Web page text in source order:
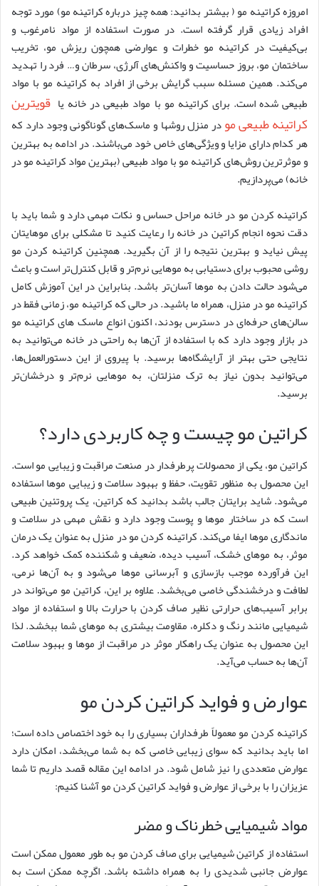
امروزه کراتینه مو ( بیشتر بدانید: همه چیز درباره کراتینه مو) مورد توجه
افراد زیادی قرار گرفته است. در صورت استفاده از مواد نامرغوب و
بی‌کیفیت در کراتینه مو خطرات و عوارضی همچون ریزش مو، تخریب
ساختمان مو، بروز حساسیت و واکنش‌های آلرژی، سرطان و… فرد را تهدید
می‌کند. همین مسئله سبب گرایش برخی از افراد به کراتینه مو با مواد
طبیعی شده است. برای کراتینه مو با مواد طبیعی در خانه یا قویترین
کراتینه طبیعی مو
در منزل روش‎ها و ماسک‌های گوناگونی وجود دارد که
هر کدام دارای مزایا و ویژگی‌های خاص خود می‌باشند. در ادامه به بهترین
و موثرترین روش‌های کراتینه مو با مواد طبیعی (بهترین مواد کراتینه مو در
خانه) می‌پردازیم.
کراتینه کردن مو در خانه مراحل حساس و نکات مهمی دارد و شما باید با
دقت نحوه انجام کراتین در خانه را رعایت کنید تا مشکلی برای موهایتان
پیش نیاید و بهترین نتیجه را از آن بگیرید. همچنین کراتینه کردن مو
روشی محبوب برای دستیابی به موهایی نرم‌تر و قابل کنترل‌تر است و باعث
می‌شود حالت دادن به موها آسان‌تر باشد. بنابراین در این آموزش کامل
کراتینه مو در منزل، همراه ما باشید. در حالی که کراتینه مو، زمانی فقط در
سالن‌های حرفه‌ای در دسترس بودند، اکنون انواع ماسک های کراتینه مو
در بازار وجود دارد که با استفاده از آن‌ها به راحتی در خانه می‌توانید به
نتایجی حتی بهتر از آرایشگاه‌ها برسید. با پیروی از این دستورالعمل‌ها،
می‌توانید بدون نیاز به ترک منزلتان، به موهایی نرم‌تر و درخشان‌تر
برسید.
کراتین مو چیست و چه کاربردی دارد؟
کراتین مو، یکی از محصولات پرطرفدار در صنعت مراقبت و زیبایی مو است.
این محصول به منظور تقویت، حفظ و بهبود سلامت و زیبایی موها استفاده
می‌شود. شاید برایتان جالب باشد بدانید که کراتین، یک پروتئین طبیعی
است که در ساختار موها و پوست وجود دارد و نقش مهمی در سلامت و
ماندگاری موها ایفا می‌کند. کراتینه کردن مو در منزل به عنوان یک درمان
موثر، به موهای خشک، آسیب دیده، ضعیف و شکننده کمک خواهد کرد.
این فرآورده موجب بازسازی و آبرسانی موها می‌شود و به آن‌ها نرمی،
لطافت و درخشندگی خاصی می‌بخشد. علاوه بر این، کراتین مو می‌تواند در
برابر آسیب‌های حرارتی نظیر صاف‌ کردن با حرارت بالا و استفاده از مواد
شیمیایی مانند رنگ و دکلره، مقاومت بیشتری به موهای شما ببخشد. لذا
این محصول به عنوان یک راهکار موثر در مراقبت از موها و بهبود سلامت
آن‌ها به حساب می‌آید.
عوارض و فواید کراتین کردن مو
کراتینه کردن مو معمولاً طرفداران بسیاری را به خود اختصاص داده است؛
اما باید بدانید که سوای زیبایی خاصی که به شما می‌بخشد، امکان دارد
عوارض متعددی را نیز شامل شود. در ادامه این مقاله قصد داریم تا شما
عزیزان را با برخی از عوارض و فواید کراتین کردن مو آشنا کنیم:
مواد شیمیایی خطرناک و مضر
استفاده از کراتین شیمیایی برای صاف ‌کردن مو به طور معمول ممکن است
عوارض جانبی شدیدی را به همراه داشته باشد. اگرچه ممکن است به